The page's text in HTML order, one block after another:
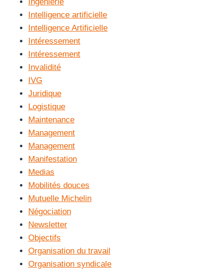
Ingénierie
Intelligence artificielle
Intelligence Artificielle
Intéressement
Intéressement
Invalidité
IVG
Juridique
Logistique
Maintenance
Management
Management
Manifestation
Medias
Mobilités douces
Mutuelle Michelin
Négociation
Newsletter
Objectifs
Organisation du travail
Organisation syndicale